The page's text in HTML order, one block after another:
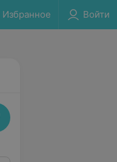
Избранное Войти